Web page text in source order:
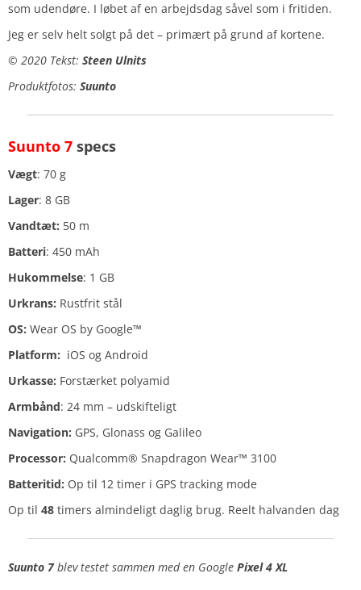
som udendøre. I løbet af en arbejdsdag såvel som i fritiden.
Jeg er selv helt solgt på det – primært på grund af kortene.
© 2020 Tekst: Steen Ulnits
Produktfotos: Suunto
Suunto 7 specs
Vægt: 70 g
Lager: 8 GB
Vandtæt: 50 m
Batteri: 450 mAh
Hukommelse: 1 GB
Urkrans: Rustfrit stål
OS: Wear OS​ by Google™
Platform: iOS og Android
Urkasse: Forstærket polyamid​
Armbånd: 24 mm – udskifteligt
Navigation: GPS, Glonass og Galileo
Processor: Qualcomm® Snapdragon Wear™ 3100
Batteritid: Op til 12 timer i GPS tracking mode
Op til 48 timers almindeligt daglig brug. Reelt halvanden dag
Suunto 7blev testet sammen meden Google Pixel 4 XL